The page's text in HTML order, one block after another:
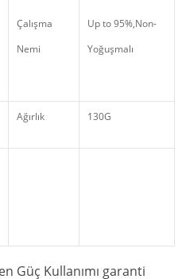
Çalışma
Nemi
Up to 95%,Non-
Yoğuşmalı
Ağırlık 130G
Güç Kullanımı garanti